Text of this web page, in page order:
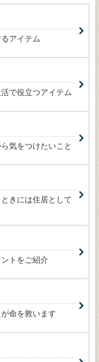
アイテム
で役立つアイテム
気をつけたいこと
きには住居として
トをご紹介
命を救います